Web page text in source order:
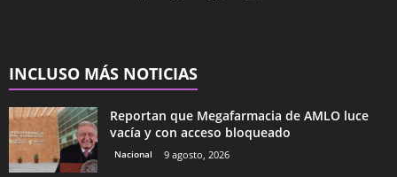
INCLUSO MÁS NOTICIAS
Reportan que Megafarmacia de AMLO luce
vacía y con acceso bloqueado
Nacional 9 agosto, 2026